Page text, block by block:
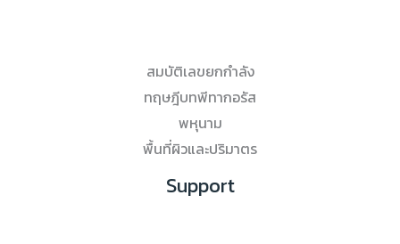
สมบัติเลขยกกำลัง
ทฤษฎีบทพีทากอรัส
พหุนาม
พื้นที่ผิวและปริมาตร
Support